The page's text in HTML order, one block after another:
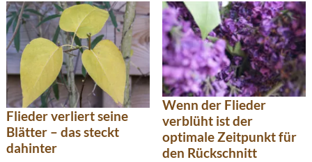
Flieder verliert seine
Blätter – das steckt
dahinter
Wenn der Flieder
verblüht ist der
optimale Zeitpunkt für
den Rückschnitt